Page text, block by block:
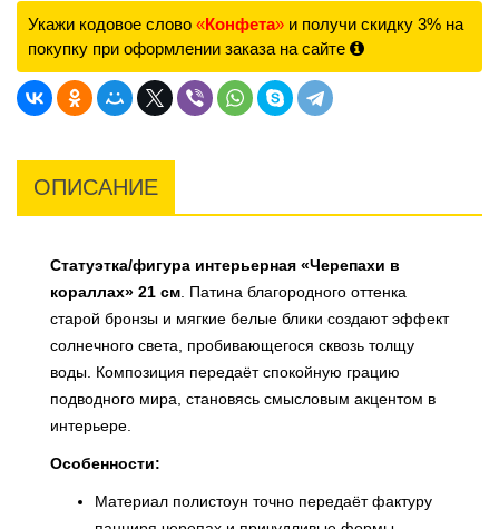
Укажи кодовое слово «Конфета» и получи скидку 3% на
покупку при оформлении заказа на сайте
ОПИСАНИЕ
Статуэтка/фигура интерьерная «Черепахи в
кораллах» 21 см. Патина благородного оттенка
старой бронзы и мягкие белые блики создают эффект
солнечного света, пробивающегося сквозь толщу
воды. Композиция передаёт спокойную грацию
подводного мира, становясь смысловым акцентом в
интерьере.
Особенности:
Материал полистоун точно передаёт фактуру